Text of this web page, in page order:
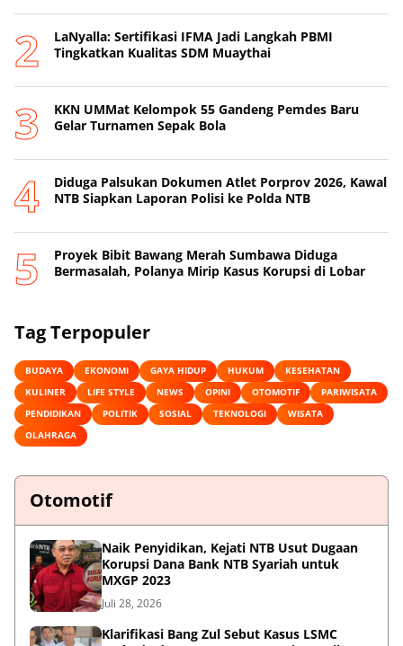
LaNyalla: Sertifikasi IFMA Jadi Langkah PBMI
Tingkatkan Kualitas SDM Muaythai
KKN UMMat Kelompok 55 Gandeng Pemdes Baru
Gelar Turnamen Sepak Bola
Diduga Palsukan Dokumen Atlet Porprov 2026, Kawal
NTB Siapkan Laporan Polisi ke Polda NTB
Proyek Bibit Bawang Merah Sumbawa Diduga
Bermasalah, Polanya Mirip Kasus Korupsi di Lobar
Tag Terpopuler
BUDAYA EKONOMI GAYA HIDUP HUKUM
KESEHATAN
KULINER
LIFE STYLE NEWS OPINI OTOMOTIF
PARIWISATA
PENDIDIKAN
POLITIK SOSIAL TEKNOLOGI
WISATA
OLAHRAGA
Otomotif
Naik Penyidikan, Kejati NTB Usut Dugaan
Korupsi Dana Bank NTB Syariah untuk
MXGP 2023
Juli 28, 2026
Klarifikasi Bang Zul Sebut Kasus LSMC